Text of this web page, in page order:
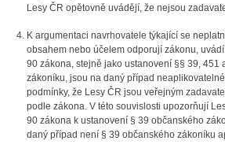
Lesy ČR opětovně uvádějí, že nejsou
K argumentaci navrhovatele týkající se
obsahem nebo účelem odporují zákonu,
90 zákona, stejně jako ustanovení §§ 39, 451
zákoníku, jsou na daný případ
podmínky, že Lesy ČR jsou veřejným
podle zákona. V této souvislosti upozorňují
90 zákona k ustanovení § 39 občanského
daný případ není § 39 občanského zákoníku